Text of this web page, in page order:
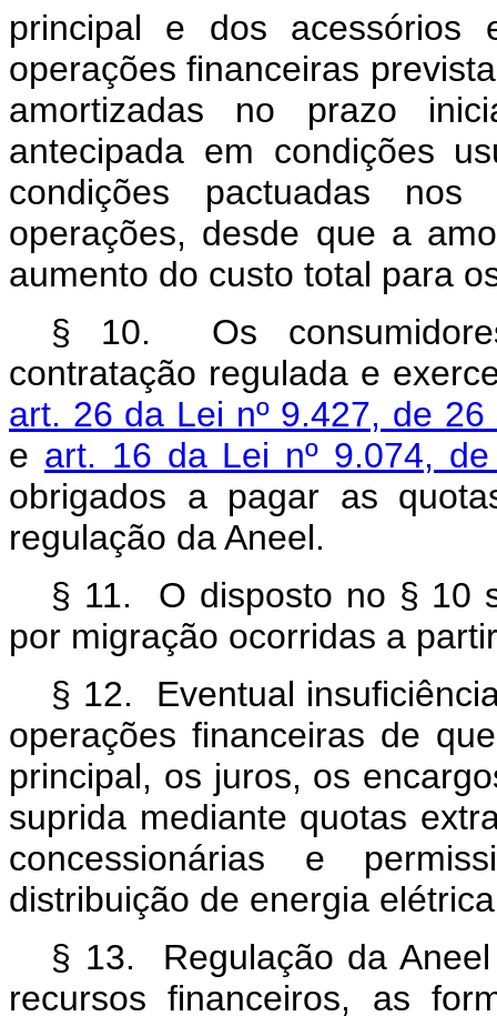
principal e dos acessórios
operações financeiras
amortizadas no prazo
antecipada em condições
condições pactuadas
operações, desde que a
aumento do custo total para
§ 10. Os
contratação regulada e
art. 26 da Lei nº 9.427, de
e art. 16 da Lei nº 9.074,
obrigados a pagar as
regulação da Aneel.
§ 11. O disposto no § 10
por migração ocorridas a
§ 12. Eventual
operações financeiras de
principal, os juros, os
suprida mediante quotas
concessionárias e
distribuição de energia
§ 13. Regulação da
recursos financeiros, as